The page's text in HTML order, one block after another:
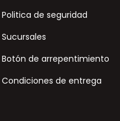
Politica de seguridad
Sucursales
Botón de arrepentimiento
Condiciones de entrega